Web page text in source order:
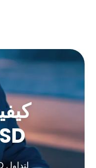
لتداول XPDUSD بفعالية: